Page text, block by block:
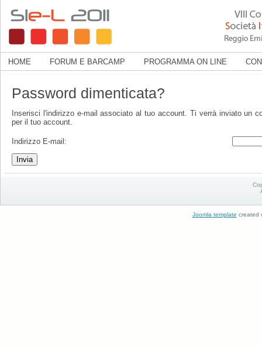
HOME FORUM E BARCAMP PROGRAMMA ON LINE
Password dimenticata?
Inserisci l'indirizzo e-mail associato al tuo account. Ti verrà inviato un
per il tuo account.
Indirizzo E-mail:
Invia
Joomla template created